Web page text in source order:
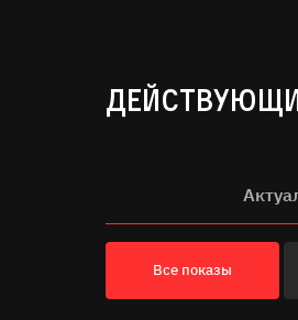
Все показы